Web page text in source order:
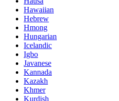
Hawaiian
Hebrew
Hmong
Hungarian
Icelandic
Igbo
Javanese
Kannada
Kazakh
Khmer
Kurdish